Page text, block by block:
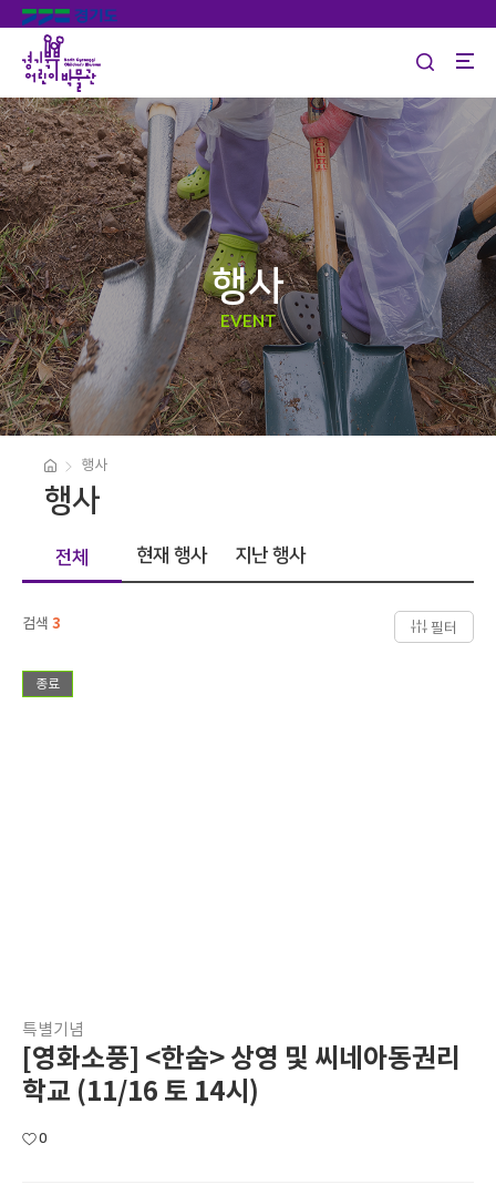
행사
EVENT
행사
행사
전체 현재 행사 지난 행사
검색 3 필터
종료
특별기념
[영화소풍] <한숨> 상영 및 씨네아동권리
학교 (11/16 토 14시)
0